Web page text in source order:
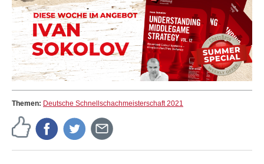
Themen: Deutsche Schnellschachmeisterschaft 2021